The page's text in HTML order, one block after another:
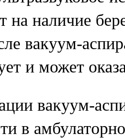
на наличие
вакуум-
и может
вакуум-
в